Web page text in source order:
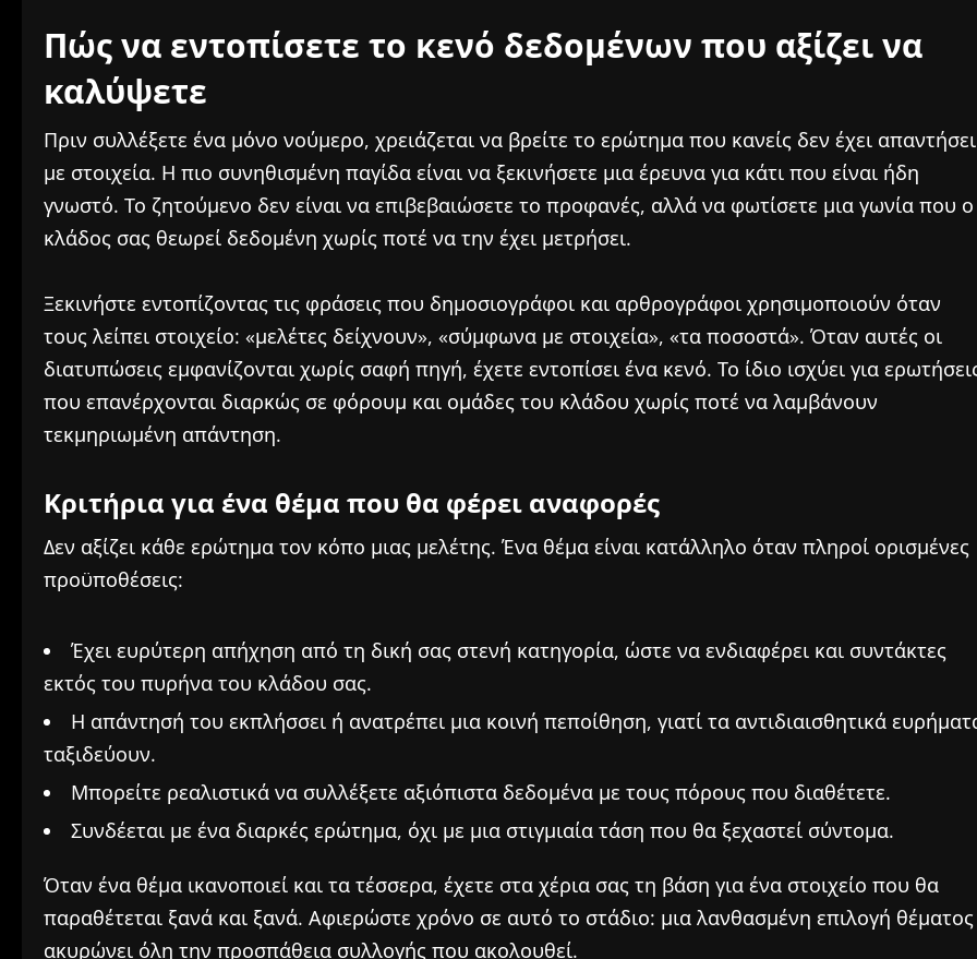
Πώς να εντοπίσετε το κενό δεδομένων που αξίζει να
καλύψετε
Πριν συλλέξετε ένα μόνο νούμερο, χρειάζεται να βρείτε το ερώτημα που κανείς δεν έχει απαντήσει
με στοιχεία. Η πιο συνηθισμένη παγίδα είναι να ξεκινήσετε μια έρευνα για κάτι που είναι ήδη
γνωστό. Το ζητούμενο δεν είναι να επιβεβαιώσετε το προφανές, αλλά να φωτίσετε μια γωνία που ο
κλάδος σας θεωρεί δεδομένη χωρίς ποτέ να την έχει μετρήσει.
Ξεκινήστε εντοπίζοντας τις φράσεις που δημοσιογράφοι και αρθρογράφοι χρησιμοποιούν όταν
τους λείπει στοιχείο: «μελέτες δείχνουν», «σύμφωνα με στοιχεία», «τα ποσοστά». Όταν αυτές οι
διατυπώσεις εμφανίζονται χωρίς σαφή πηγή, έχετε εντοπίσει ένα κενό. Το ίδιο ισχύει για
που επανέρχονται διαρκώς σε φόρουμ και ομάδες του κλάδου χωρίς ποτέ να λαμβάνουν
τεκμηριωμένη απάντηση.
Κριτήρια για ένα θέμα που θα φέρει αναφορές
Δεν αξίζει κάθε ερώτημα τον κόπο μιας μελέτης. Ένα θέμα είναι κατάλληλο όταν πληροί ορισμένες
προϋποθέσεις:
Έχει ευρύτερη απήχηση από τη δική σας στενή κατηγορία, ώστε να ενδιαφέρει και συντάκτες
εκτός του πυρήνα του κλάδου σας.
Η απάντησή του εκπλήσσει ή ανατρέπει μια κοινή πεποίθηση, γιατί τα αντιδιαισθητικά
ταξιδεύουν.
Μπορείτε ρεαλιστικά να συλλέξετε αξιόπιστα δεδομένα με τους πόρους που διαθέτετε.
Συνδέεται με ένα διαρκές ερώτημα, όχι με μια στιγμιαία τάση που θα ξεχαστεί σύντομα.
Όταν ένα θέμα ικανοποιεί και τα τέσσερα, έχετε στα χέρια σας τη βάση για ένα στοιχείο που θα
παραθέτεται ξανά και ξανά. Αφιερώστε χρόνο σε αυτό το στάδιο: μια λανθασμένη επιλογή θέματος
ακυρώνει όλη την προσπάθεια συλλογής που ακολουθεί.